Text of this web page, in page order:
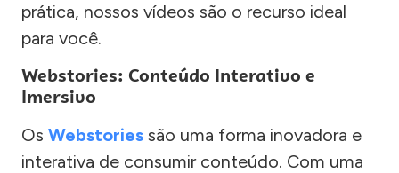
prática, nossos vídeos são o recurso ideal
para você.
Webstories: Conteúdo Interativo e
Imersivo
Os Webstories são uma forma inovadora e
interativa de consumir conteúdo. Com uma